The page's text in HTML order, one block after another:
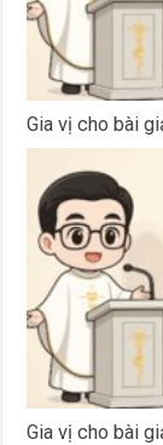
Gia vị cho bài
Gia vị cho bài